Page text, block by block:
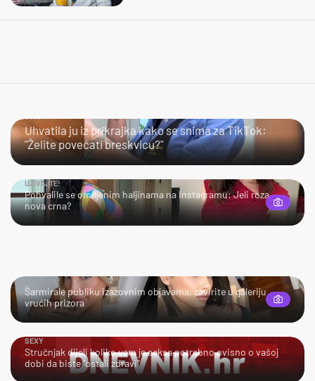
Uhvatila ju iz prikrajka kako se snima za TikTok:
"Želite povećati breskvicu?"
UŽIVAJTE!
Pohvalile se omiljenim haljinama na Instagramu: Jeli roza
nova crna?
UŽIVAJTE!
Šarmirale publiku izazovnim objavama, zavirite u galeriju
vrućih prizora
SEXY
Stručnjak dijeli koliko vam je seksa potrebno ovisno o vašoj
dobi da biste "ostali zdravi"